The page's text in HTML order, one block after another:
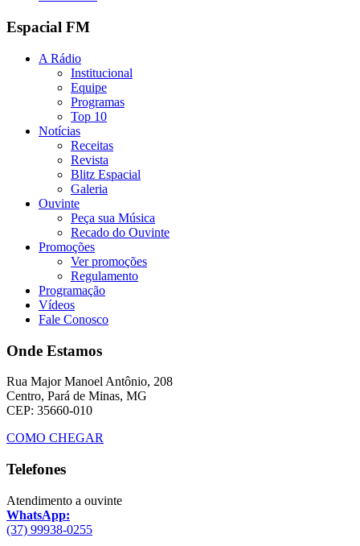
Espacial FM
A Rádio
Institucional
Equipe
Programas
Top 10
Notícias
Receitas
Revista
Blitz Espacial
Galeria
Ouvinte
Peça sua Música
Recado do Ouvinte
Promoções
Ver promoções
Regulamento
Programação
Vídeos
Fale Conosco
Onde Estamos
Rua Major Manoel Antônio, 208
Centro, Pará de Minas, MG
CEP: 35660-010
COMO CHEGAR
Telefones
Atendimento a ouvinte
WhatsApp:
(37) 99938-0255